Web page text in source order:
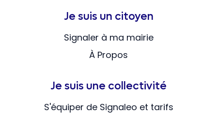
Je suis un citoyen
Signaler à ma mairie
À Propos
Je suis une collectivité
S'équiper de Signaleo et tarifs